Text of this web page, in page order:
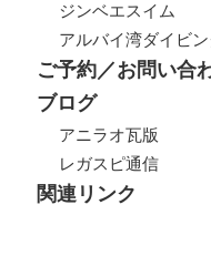
ジンベエスイム
アルバイ湾ダイビ
ご予約／お問い合
ブログ
アニラオ瓦版
レガスピ通信
関連リンク